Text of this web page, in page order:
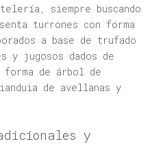
siempre buscando
turrones con forma
a base de trufado
y jugosos dados de
de árbol de
de avellanas y
y